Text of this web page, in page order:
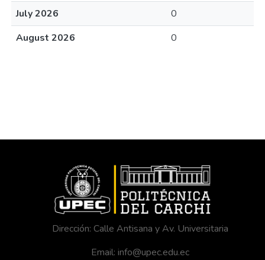
July 2026
0
August 2026
0
Dirección: Calle Antisana y Av. Universitaria
Email: info@upec.edu.ec